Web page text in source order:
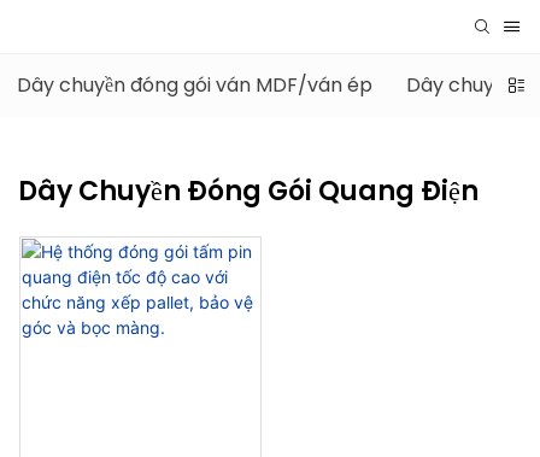
Dây chuyền đóng gói ván MDF/ván ép Dây chuyền
Dây Chuyền Đóng Gói Quang Điện